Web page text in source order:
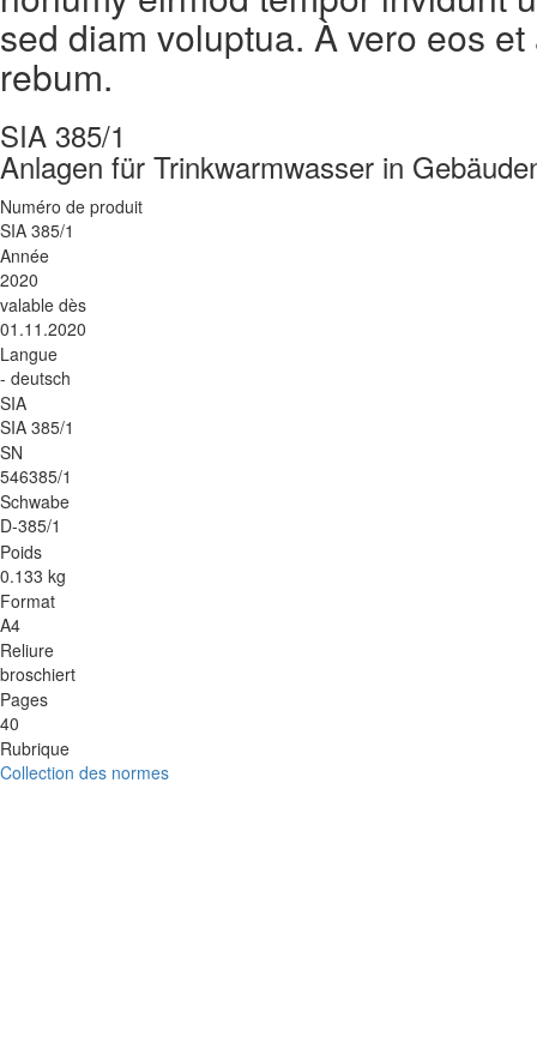
sed diam voluptua. À vero eos
rebum.
SIA 385/1
Anlagen für Trinkwarmwasser in
Numéro de produit
SIA 385/1
Année
2020
valable dès
01.11.2020
Langue
- deutsch
SIA
SIA 385/1
SN
546385/1
Schwabe
D-385/1
Poids
0.133 kg
Format
A4
Reliure
broschiert
Pages
40
Rubrique
Collection des normes